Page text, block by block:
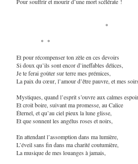
*
* *
Et pour récompenser ton zèle en ces devoirs
Si doux qu’ils sont encor d’ineffables délices,
Je te ferai goûter sur terre mes prémices,
La paix du cœur, l’amour d’être pauvre, et mes soirs
Mystiques, quand l’esprit s’ouvre aux calmes
Et croit boire, suivant ma promesse, au Calice
Éternel, et qu’au ciel pieux la lune glisse,
Et que sonnent les angélus roses et noirs,
En attendant l’assomption dans ma lumière,
L’éveil sans fin dans ma charité coutumière,
La musique de mes louanges à jamais,